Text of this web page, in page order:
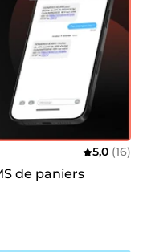
5,0 (16)
de paniers